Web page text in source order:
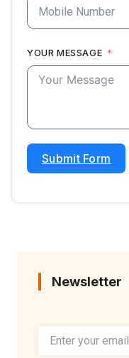
YOUR MESSAGE
Submit Form
Newsletter